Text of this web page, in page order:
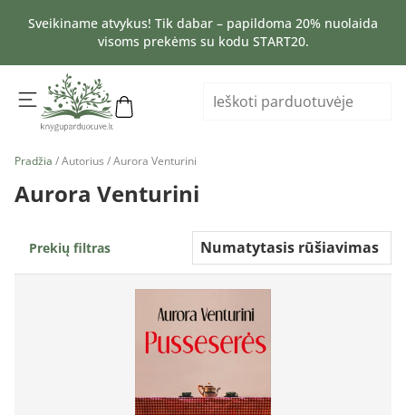
Sveikiname atvykus! Tik dabar – papildoma 20% nuolaida
visoms prekėms su kodu START20.
Pradžia / Autorius / Aurora Venturini
Aurora Venturini
Prekių filtras